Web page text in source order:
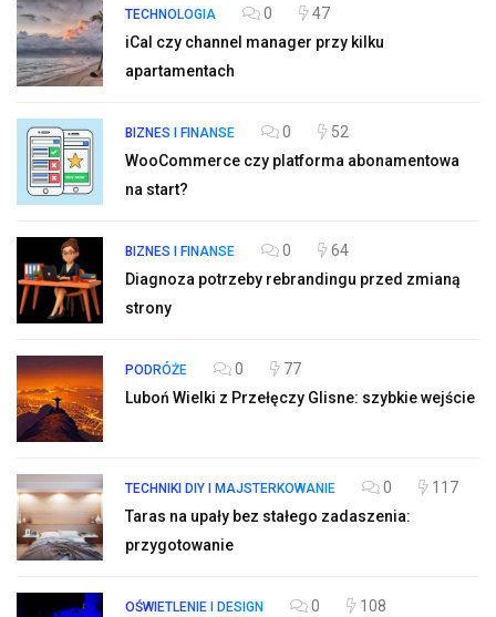
TECHNOLOGIA 0
47
iCal czy channel manager przy kilku
apartamentach
BIZNES I FINANSE 0
52
WooCommerce czy platforma abonamentowa
na start?
BIZNES I FINANSE 0
64
Diagnoza potrzeby rebrandingu przed zmianą
strony
PODRÓŻE 0
77
Luboń Wielki z Przełęczy Glisne: szybkie wejście
TECHNIKI DIY I MAJSTERKOWANIE 0
117
Taras na upały bez stałego zadaszenia:
przygotowanie
OŚWIETLENIE I DESIGN 0
108